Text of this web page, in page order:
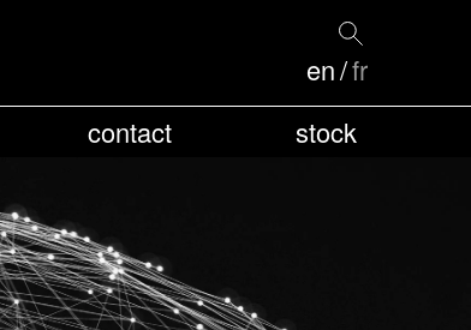
contact stock
en fr